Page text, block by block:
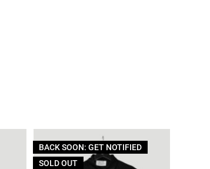
BACK SOON: GET NOTIFIED
SOLD OUT